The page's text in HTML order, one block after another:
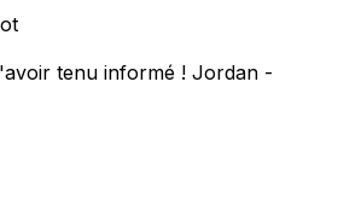
tenu informé ! Jordan -